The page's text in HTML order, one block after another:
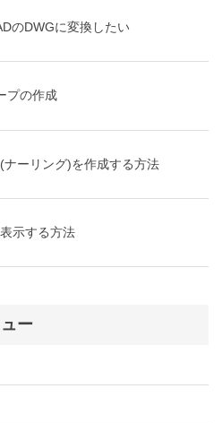
のDWGに変換したい
プの作成
ーリング)を作成する方法
示する方法
ー